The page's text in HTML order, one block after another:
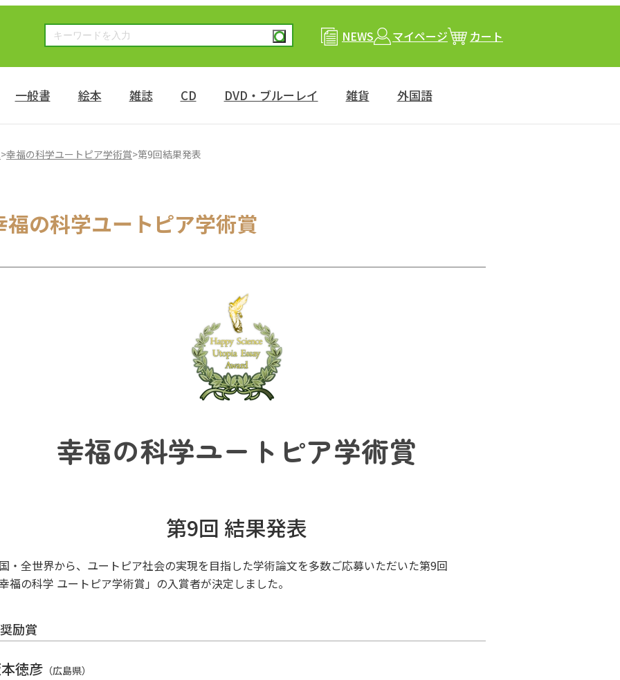
NEWS マイページ カート
一般書 絵本 雑誌 CD DVD・ブルーレイ 雑貨 外国語
>幸福の科学ユートピア学術賞>第9回結果発表
福の科学ユートピア学術賞
幸福の科学ユートピア学術賞
第9回 結果発表
・全世界から、ユートピア社会の実現を目指した学術論文を多数ご応募いただいた第9回
幸福の科学 ユートピア学術賞」の入賞者が決定しました。
奨励賞
徳彦 （広島県）